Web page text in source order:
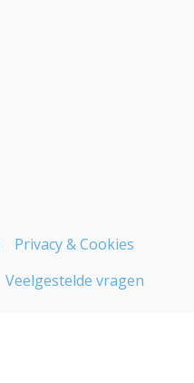
Privacy & Cookies
Veelgestelde vragen